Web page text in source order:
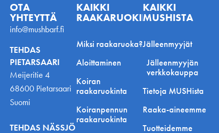
OTA
YHTEYTTÄ
info@mushbarf.fi
TEHDAS
PIETARSAARI
Meijeritie 4
68600 Pietarsaari
Suomi
TEHDAS NÄSSJÖ
KAIKKI
RAAKARUOKINNASTA
Miksi raakaruoka?
Aloittaminen
Koiran
raakaruokinta
Koiranpennun
raakaruokinta
KAIKKI
MUSHISTA
Jälleenmyyjät
Jälleenmyyjän
verkkokauppa
Tietoja MUSHista
Raaka-aineemme
Tuotteidemme